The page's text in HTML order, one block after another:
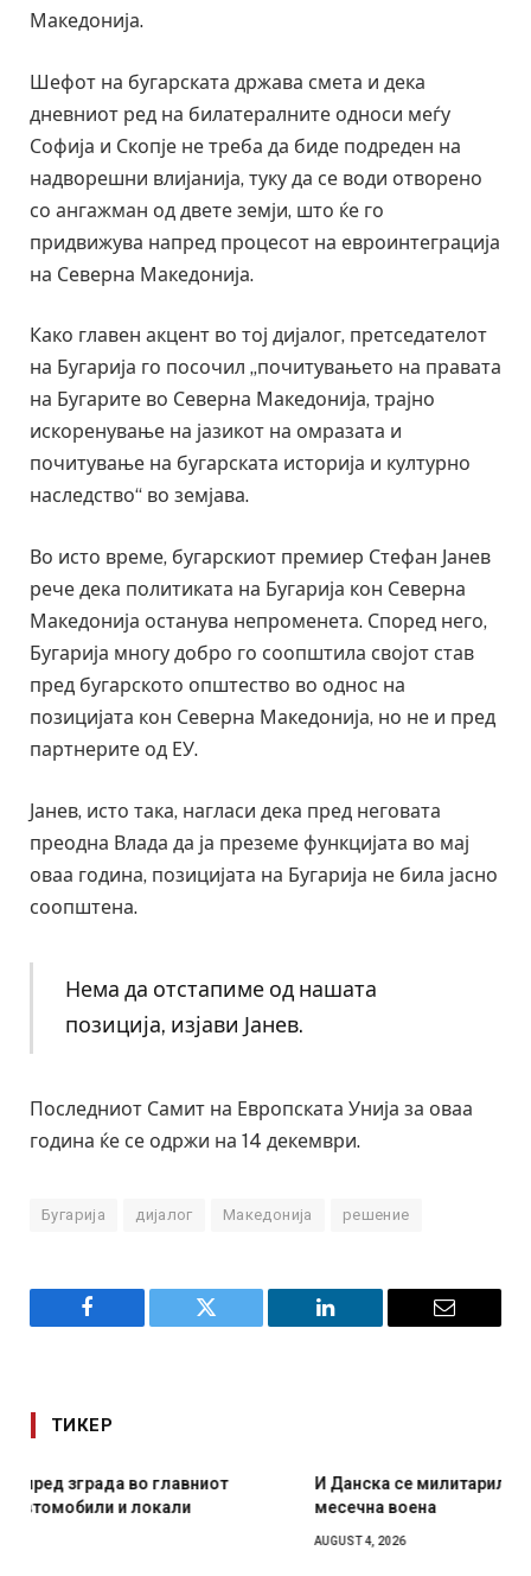
Македонија.
Шефот на бугарската држава смета и дека
дневниот ред на билатералните односи меѓу
Софија и Скопје не треба да биде подреден на
надворешни влијанија, туку да се води отворено
со ангажман од двете земји, што ќе го
придвижува напред процесот на евроинтеграција
на Северна Македонија.
Како главен акцент во тој дијалог, претседателот
на Бугарија го посочил „почитувањето на правата
на Бугарите во Северна Македонија, трајно
искоренување на јазикот на омразата и
почитување на бугарската историја и културно
наследство“ во земјава.
Во исто време, бугарскиот премиер Стефан Јанев
рече дека политиката на Бугарија кон Северна
Македонија останува непроменета. Според него,
Бугарија многу добро го соопштила својот став
пред бугарското општество во однос на
позицијата кон Северна Македонија, но не и пред
партнерите од ЕУ.
Јанев, исто така, нагласи дека пред неговата
преодна Влада да ја преземе функцијата во мај
оваа година, позицијата на Бугарија не била јасно
соопштена.
Нема да отстапиме од нашата
позиција, изјави Јанев.
Последниот Самит на Европската Унија за оваа
година ќе се одржи на 14 декември.
Бугарија дијалог Македонија решение
Facebook Twitter LinkedIn Email
ТИКЕР
И Данска се милитарилизира – воведува нова 11-
месечна воена